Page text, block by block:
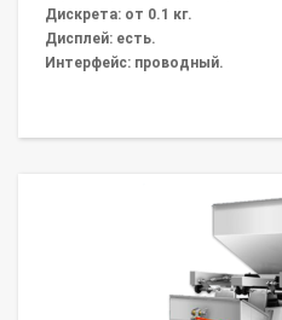
Дискрета: от 0.1 кг.
Дисплей: есть.
Интерфейс: проводный.